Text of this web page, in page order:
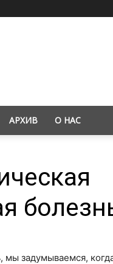
АРХИВ О НАС
задумываемся,